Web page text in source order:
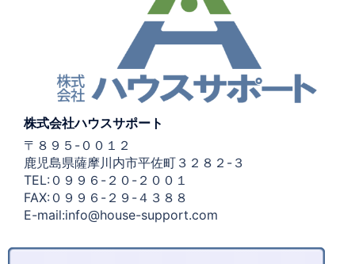
株式会社ハウスサポート
〒８９５-００１２
鹿児島県薩摩川内市平佐町３２８２-３
TEL:０９９６-２０-２００１
FAX:０９９６-２９-４３８８
E-mail:info@house-support.com